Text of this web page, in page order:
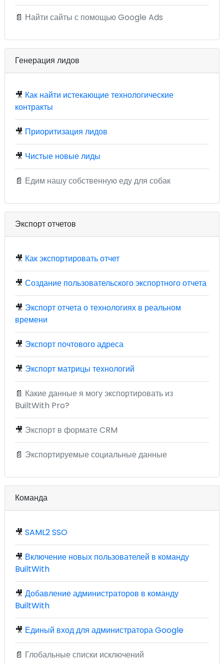
📄 Найти сайты с помощью Google Ads
Генерация лидов
🎥 Как найти истекающие технологические
контракты
🎥 Приоритизация лидов
🎥 Чистые новые лиды
📄 Едим нашу собственную еду для собак
Экспорт отчетов
🎥 Как экспортировать отчет
🎥 Создание пользовательского экспортного отчета
🎥 Экспорт отчета о технологиях в реальном
времени
🎥 Экспорт почтового адреса
🎥 Экспорт матрицы технологий
📄 Какие данные я могу экспортировать из
BuiltWith Pro?
🎥 Экспорт в формате CRM
📄 Экспортируемые социальные данные
Команда
🎥 SAML2 SSO
🎥 Включение новых пользователей в команду
BuiltWith
🎥 Добавление администраторов в команду
BuiltWith
🎥 Единый вход для администратора Google
📄 Глобальные списки исключений